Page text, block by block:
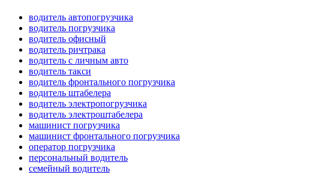
водитель автопогрузчика
водитель погрузчика
водитель офисный
водитель ричтрака
водитель с личным авто
водитель такси
водитель фронтального погрузчика
водитель штабелера
водитель электропогрузчика
водитель электроштабелера
машинист погрузчика
машинист фронтального погрузчика
оператор погрузчика
персональный водитель
семейный водитель